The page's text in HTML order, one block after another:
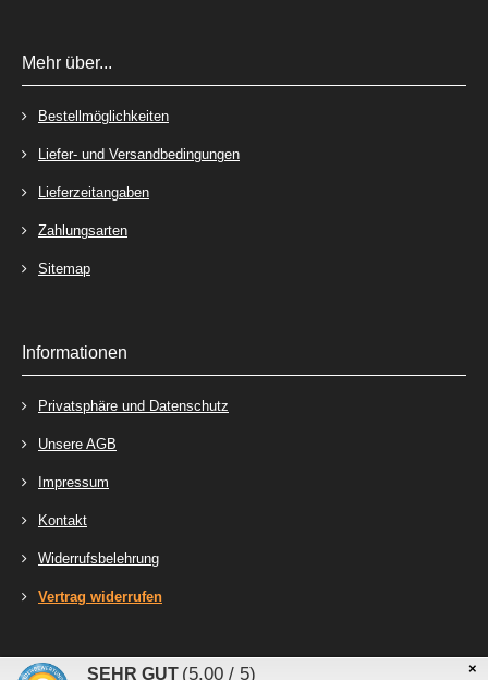
Mehr über...
Bestellmöglichkeiten
Liefer- und Versandbedingungen
Lieferzeitangaben
Zahlungsarten
Sitemap
Informationen
Privatsphäre und Datenschutz
Unsere AGB
Impressum
Kontakt
Widerrufsbelehrung
Vertrag widerrufen
Stecker-Laden - Online-Shop für Steckverbinder, Kabelschuhe und Relais © 2026 ×
SEHR GUT (5.00 / 5)